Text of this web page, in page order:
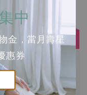
中
金，當月壽星
惠券